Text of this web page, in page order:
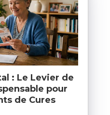
: Le Levier de
pour
de Cures